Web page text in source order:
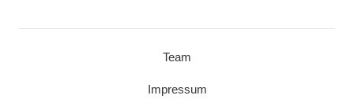
Team
Impressum